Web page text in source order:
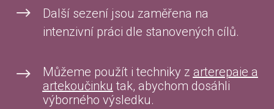
$
Další sezení jsou zaměřena na
intenzivní práci dle stanovených cílů.
$ Můžeme použít i techniky z arterepaie a
artekoučinku tak, abychom dosáhli
výborného výsledku.